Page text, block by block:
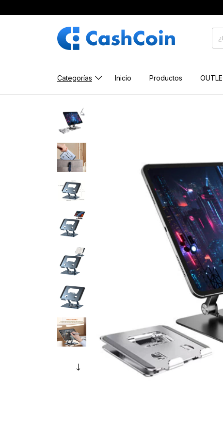
Categorías Inicio Productos